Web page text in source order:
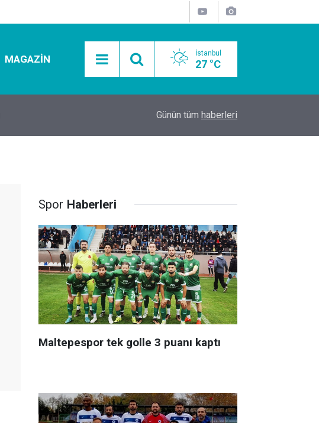
MAGAZIN İstanbul
27 °C
Mobil Araçlarla Hayır Lokması Dağıtımının
Günün tüm haberleri
Spor Haberleri
Maltepespor tek golle 3 puanı kaptı